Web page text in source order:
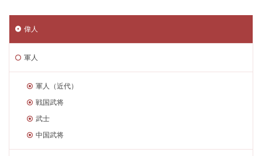
偉人
軍人
軍人（近代）
戦国武将
武士
中国武将